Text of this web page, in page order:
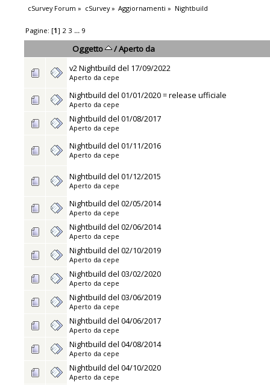
cSurvey Forum » cSurvey» Aggiornamenti » Nightbuild
Pagine: [1] 2 3 ... 9
Oggetto /Aperto da
v2 Nightbuild del 17/09/2022
Aperto da cepe
Nightbuild del 01/01/2020 = release ufficiale
Aperto da cepe
Nightbuild del 01/08/2017
Aperto da cepe
Nightbuild del 01/11/2016
Aperto da cepe
Nightbuild del 01/12/2015
Aperto da cepe
Nightbuild del 02/05/2014
Aperto da cepe
Nightbuild del 02/06/2014
Aperto da cepe
Nightbuild del 02/10/2019
Aperto da cepe
Nightbuild del 03/02/2020
Aperto da cepe
Nightbuild del 03/06/2019
Aperto da cepe
Nightbuild del 04/06/2017
Aperto da cepe
Nightbuild del 04/08/2014
Aperto da cepe
Nightbuild del 04/10/2020
Aperto da cepe